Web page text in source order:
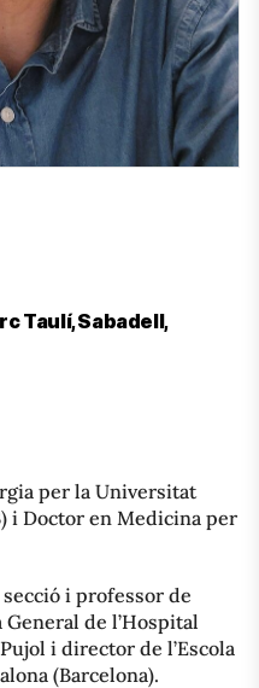
Taulí, Sabadell,
per la Universitat
i Doctor en Medicina per
i professor de
de l’Hospital
i director de l’Escola
(Barcelona).